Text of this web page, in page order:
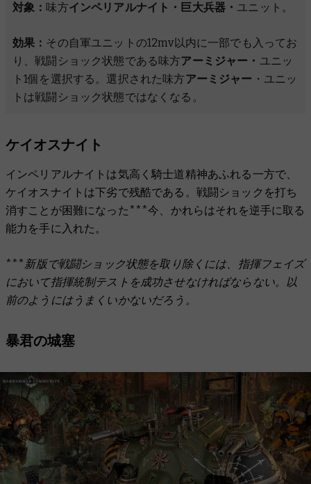
対象： 味方インペリアルナイト・巨大兵器・ ユニット。
効果： その自軍ユニットの12mv以内に一部でも入ってお
り、戦闘ショック状態である味方アーミジャー・ ユニッ
ト1個を選択する。選択された味方アーミジャー ・ユニッ
トは戦闘ショック状態ではなくなる。
ケイオスナイト
インペリアルナイトは気高く騎士道精神あふれる一方で、
ケイオスナイトは下劣で残酷である。戦闘ショックを打ち
消すことが困難になった***今、かれらはそれを逆手に取る
能力を手に入れた。
***新版で戦闘ショック状態を取り除くには、指揮フェイズ
において指揮統制テストを成功させなければならない。以
前のようにはうまくいかないだろう。
暴君の城塞